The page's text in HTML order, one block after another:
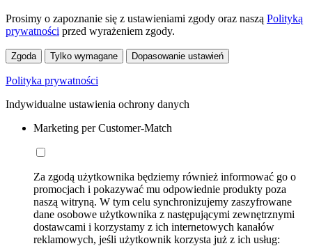
Prosimy o zapoznanie się z ustawieniami zgody oraz naszą Polityką
prywatności przed wyrażeniem zgody.
Zgoda Tylko wymagane Dopasowanie ustawień
Polityka prywatności
Indywidualne ustawienia ochrony danych
Marketing per Customer-Match
Za zgodą użytkownika będziemy również informować go o
promocjach i pokazywać mu odpowiednie produkty poza
naszą witryną. W tym celu synchronizujemy zaszyfrowane
dane osobowe użytkownika z następującymi zewnętrznymi
dostawcami i korzystamy z ich internetowych kanałów
reklamowych, jeśli użytkownik korzysta już z ich usług: